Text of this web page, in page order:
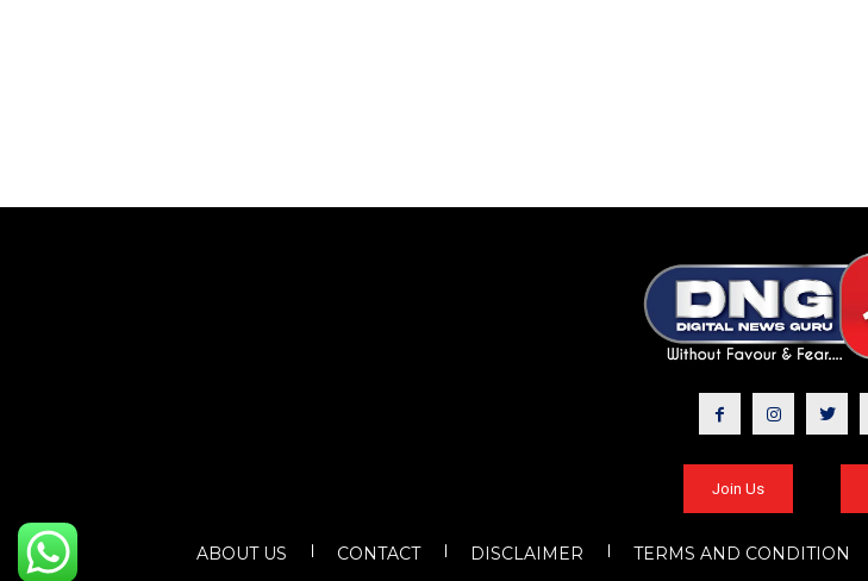
Join Us
ABOUT US CONTACT DISCLAIMER TERMS AND CONDITION